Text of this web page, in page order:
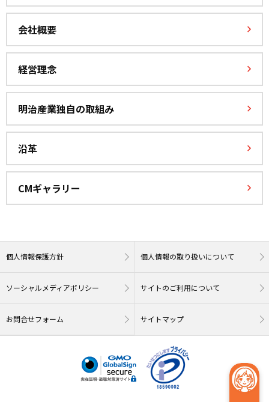
会社概要
経営理念
明治産業独自の取組み
沿革
CMギャラリー
個人情報保護方針 個人情報の取り扱いについて
ソーシャルメディアポリシー サイトのご利用について
お問合せフォーム サイトマップ